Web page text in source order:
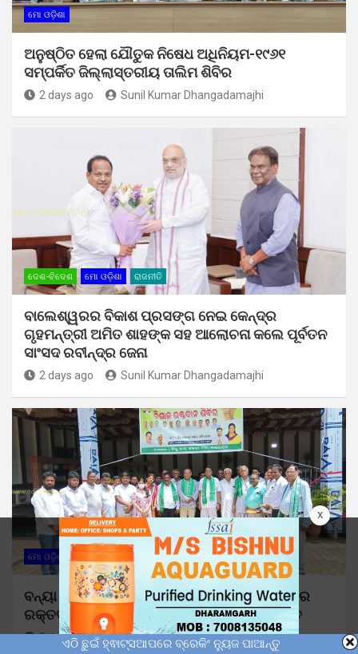
x
ମୋ ଓଡ଼ିଶା
ଅନୁଷ୍ଠିତ ହେଲା ଯୌତୁକ ନିଷେଧ ଅଧିନିୟମ-୧୯୬୧
ସମ୍ପର୍କିତ ଜିଲ୍ଲାସ୍ତରୀୟ ତାଲିମ ଶିବିର
2 days ago Sunil Kumar Dhangadamajhi
ଦେଶ-ବିଦେଶ ମୋ ଓଡ଼ିଶା ରାଜନୀତି
ବାଲେଶ୍ୱରର ବିକାଶ ପ୍ରସଙ୍ଗ ନେଇ କେନ୍ଦ୍ର
ଗୃହମନ୍ତ୍ରୀ ଅମିତ ଶାହଙ୍କ ସହ ଆଲୋଚନା କଲେ ପୂର୍ବତନ
ସାଂସଦ ରବୀନ୍ଦ୍ର ଜେନା
2 days ago Sunil Kumar Dhangadamajhi
ମୋ ଓଡ଼ିଶା
ବନ୍ୟା ସମୟରେ ମାନବିକ ପଦକ୍ଷେପ: ଛାତ୍ର ବିଜେଡିର
ରକ୍ତଦାନ ଶିବିରରେ ସଂଗୃହୀତ ହେଲା ୭୧ ୟୁନିଟ୍ ରକ୍ତ
2 days ago Sunil Kumar Dhangadamajhi
ଏଠି ଛୁଇଁ ହ୍ଵାଟ୍ସଆପରେ ବ୍ରେକିଂ ନ୍ୟୁଜ ପାଆନ୍ତୁ